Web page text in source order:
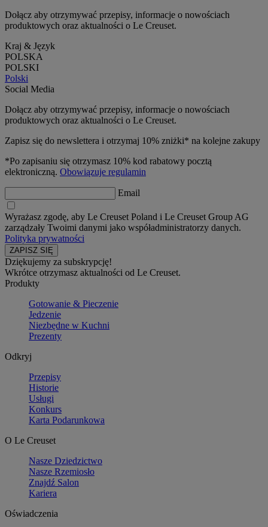
Dołącz aby otrzymywać przepisy, informacje o nowościach
produktowych oraz aktualności o Le Creuset.
Kraj & Język
POLSKA
POLSKI
Polski
Social Media
Dołącz aby otrzymywać przepisy, informacje o nowościach
produktowych oraz aktualności o Le Creuset.
Zapisz się do newslettera i otrzymaj 10% zniżki* na kolejne zakupy
*Po zapisaniu się otrzymasz 10% kod rabatowy pocztą
elektroniczną. Obowiązuje regulamin
Email
Wyrażasz zgodę, aby Le Creuset Poland i Le Creuset Group AG
zarządzały Twoimi danymi jako współadministratorzy danych.
Polityka prywatności
Dziękujemy za subskrypcję!
Wkrótce otrzymasz aktualności od Le Creuset.
Produkty
Gotowanie & Pieczenie
Jedzenie
Niezbędne w Kuchni
Prezenty
Odkryj
Przepisy
Historie
Usługi
Konkurs
Karta Podarunkowa
O Le Creuset
Nasze Dziedzictwo
Nasze Rzemiosło
Znajdź Salon
Kariera
Oświadczenia